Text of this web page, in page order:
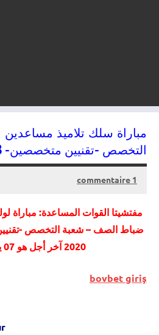
مباراة سلك تلاميذ
التخصص -تقنيين متخصصين- 2018
22/05/2018
kamal
1 commentaire
مفتشيتا القوات المساعدة: مباراة
2020 آخر أجل هو 07 يونيو 2018
bovbet giriş